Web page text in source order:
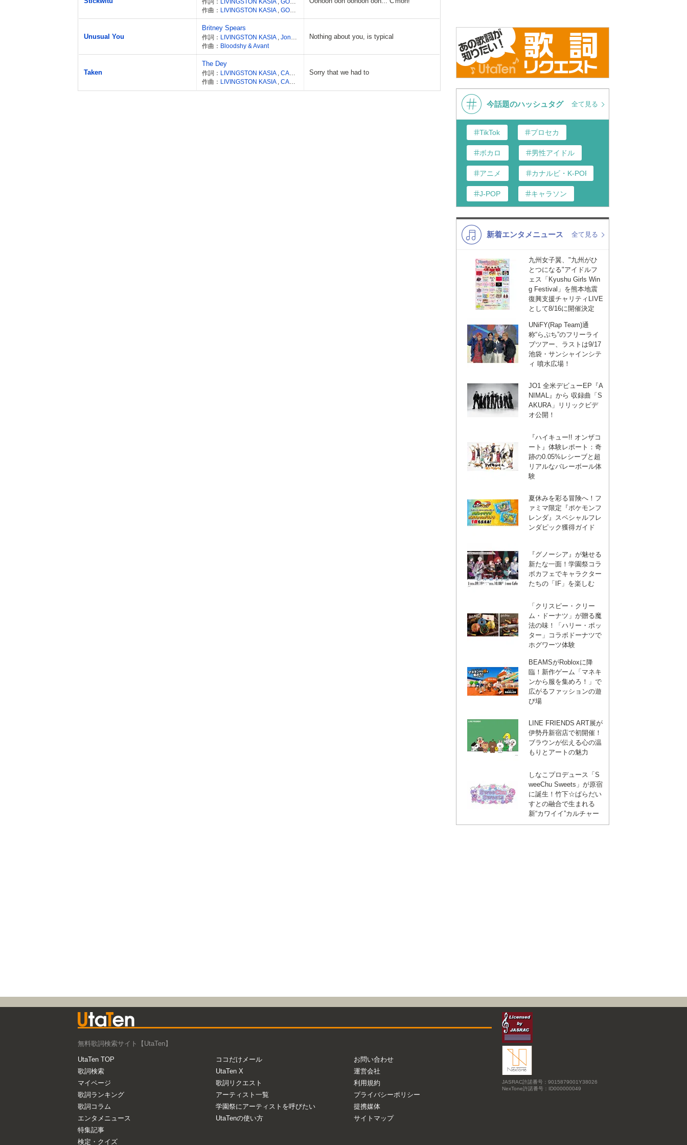
作曲： LIVINGSTON KASIA GOLDE FRANNIE FRANNE
Unusual You
Britney Spears
作詞： LIVINGSTON KASIA Jonback Henrik ,Karlsson Christian,Pontus Winnberg
作曲： Bloodshy & Avant
Nothing about you, is typical
Taken
The Dey
作詞： LIVINGSTON KASIA CANCIO BELLO EMILIO J ,TORRES RAFAEL ANTONIO
GARIBAY FERNANDO
作曲： LIVINGSTON KASIA CANCIO BELLO EMILIO J
Sorry that we had to
今話題のハッシュタグ 全て見る
TikTok プロセカ
ボカロ 男性アイドル
アニメ カナルビ・K-POP和訳
J-POP キャラソン
K-POP バンド
洋楽
VTuber ディズニー
新着エンタメニュース 全て見る
九州女子翼、"九州がひ
とつになる"アイドルフ
ェス「Kyushu Girls Win
g Festival」を熊本地震
復興支援チャリティLIVE
として8/16に開催決定
UNiFY(Rap Team)通
称“らぷち”のフリーライ
ブツアー、ラストは9/17
池袋・サンシャインシテ
ィ 噴水広場！
JO1 全米デビューEP『A
NIMAL』から 収録曲「S
AKURA」リリックビデ
オ公開！
『ハイキュー!! オンザコ
ート』体験レポート：奇
跡の0.05%レシーブと超
リアルなバレーボール体
験
夏休みを彩る冒険へ！フ
ァミマ限定『ポケモンフ
レンダ』スペシャルフレ
ンダピック獲得ガイド
『グノーシア』が魅せる
新たな一面！学園祭コラ
ボカフェでキャラクター
たちの「IF」を楽しむ
「クリスピー・クリー
ム・ドーナツ」が贈る魔
法の味！「ハリー・ポッ
ター」コラボドーナツで
ホグワーツ体験
BEAMSがRobloxに降
臨！新作ゲーム「マネキ
ンから服を集めろ！」で
広がるファッションの遊
び場
LINE FRIENDS ART展が
伊勢丹新宿店で初開催！
ブラウンが伝える心の温
もりとアートの魅力
しなこプロデュース「S
weeChu Sweets」が原宿
に誕生！竹下☆ぱらだい
すとの融合で生まれる
新“カワイイ”カルチャー
無料歌詞検索サイト【UtaTen】
UtaTen TOP
歌詞検索
マイページ
歌詞ランキング
歌詞コラム
エンタメニュース
特集記事
検定・クイズ
ココだけメール
UtaTen X
歌詞リクエスト
アーティスト一覧
学園祭にアーティストを呼びたい
UtaTenの使い方
お問い合わせ
運営会社
利用規約
プライバシーポリシー
提携媒体
サイトマップ
JASRAC許諾番号：9015879001Y38026
NexTone許諾番号：ID000000049